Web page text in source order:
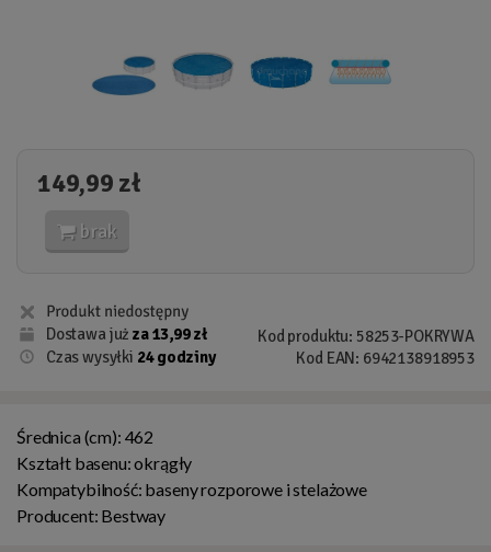
149,99 zł
brak
Dostawa jużza 13,99 zł
Czas wysyłki 24 godziny
Kod produktu: 58253-POKRYWA
Kod EAN: 6942138918953
Średnica (cm): 462
Kształt basenu:okrągły
Kompatybilność: baseny rozporowe i stelażowe
Producent: Bestway